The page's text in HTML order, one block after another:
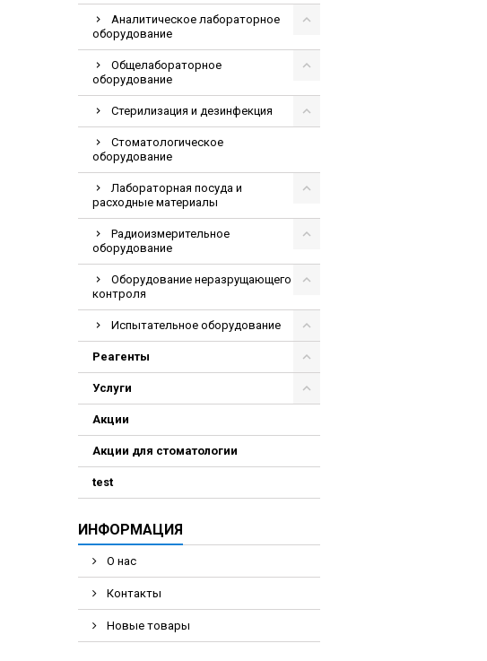
Аналитическое лабораторное
оборудование
Общелабораторное
оборудование
Стерилизация и дезинфекция
Стоматологическое
оборудование
Лабораторная посуда и
расходные материалы
Радиоизмерительное
оборудование
Оборудование неразрущающего
контроля
Испытательное оборудование
Реагенты
Услуги
Акции
Акции для стоматологии
test
ИНФОРМАЦИЯ
О нас
Контакты
Новые товары